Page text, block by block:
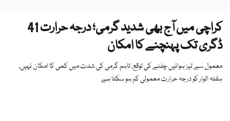
کراچی میں آج بھی شدید گرمی؛ درجہ حرارت 41
ڈگری تک پہنچنے کا امکان
معمول سے تیز ہوائیں چلنے کی توقع، تاہم گرمی کی شدت میں کمی کا امکان نہیں،
ہفتہ اتوار کو درجہ حرارت معمولی کم ہو سکتا ہے